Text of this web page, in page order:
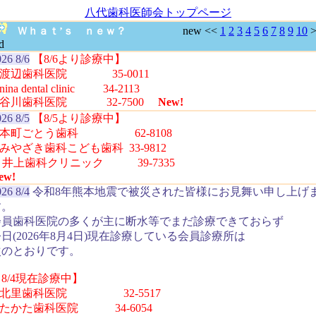
八代歯科医師会トップページ
Ｗｈａｔ’ｓ ｎｅｗ？ new << 1 2 3 4 5 6 7 8 9 10
8/6
【8/6より診療中】
渡辺歯科医院 35-0011
dental clinic 34-2113
谷川歯科医院 32-7500 New!
8/5
【8/5より診療中】
本町ごとう歯科 62-8108
やざき歯科こども歯科 33-9812
井上歯科クリニック 39-7335
8/4 令和8年熊本地震で被災された皆様にお見舞い申し上げ
歯科医院の多くが主に断水等でまだ診療できておらず
(2026年8月4日)現在診療している会員診療所は
とおりです。
4現在診療中】
北里歯科医院 32-5517
たかた歯科医院 34-6054